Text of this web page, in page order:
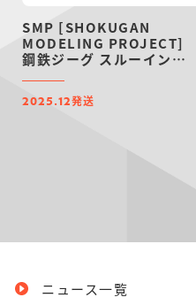
SMP [SHOKUGAN
MODELING PROJECT]
鋼鉄ジーグ スルーインセ
2025.12発送
ニュース一覧